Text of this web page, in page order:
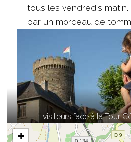
tous les vendredis
par un morceau de
visiteurs face à la Tour
+